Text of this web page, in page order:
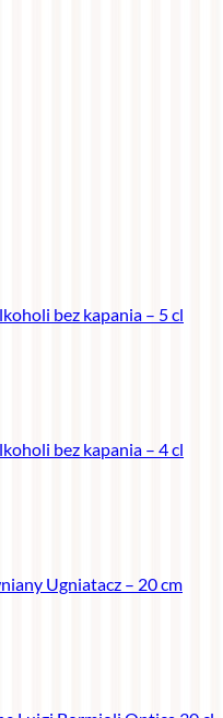
bez kapania – 5 cl
bez kapania – 4 cl
Ugniatacz – 20 cm